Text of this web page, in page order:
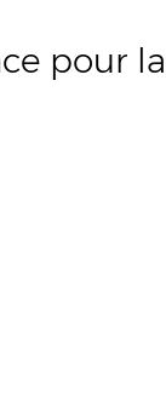
pour la